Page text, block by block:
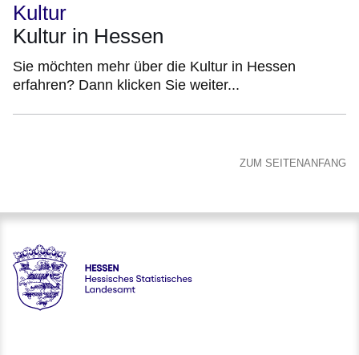
Kultur
Kultur in Hessen
Sie möchten mehr über die Kultur in Hessen
erfahren? Dann klicken Sie weiter...
ZUM SEITENANFANG
Hessen - Hessisches Statistisches Landesamt